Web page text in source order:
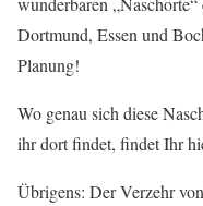
Dortmund, Essen und
Planung!
Wo genau sich diese
ihr dort findet, findet Ihr
Übrigens: Der Verzehr